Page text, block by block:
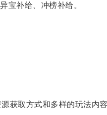
宝补给、冲榜补给。
获取方式和多样的玩法内